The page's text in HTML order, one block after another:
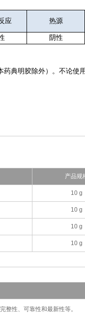
应 热源
阴性
典明胶除外）。不论使
产品规
10 g
10 g
10 g
10 g
整性、可靠性和最新性等。